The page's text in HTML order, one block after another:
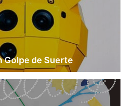
Golpe de Suerte